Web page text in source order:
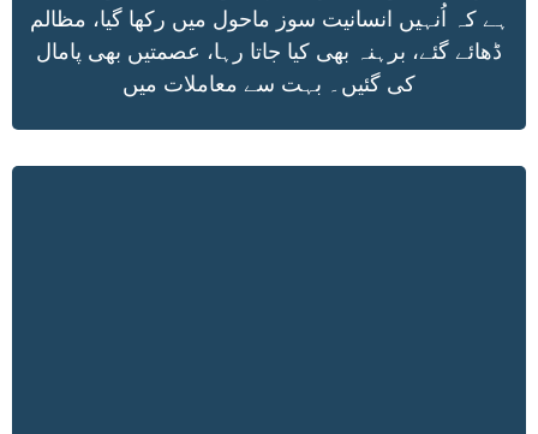
ہے کہ اُنہیں انسانیت سوز ماحول میں رکھا گیا، مظالم
ڈھائے گئے، برہنہ بھی کیا جاتا رہا، عصمتیں بھی پامال
کی گئیں۔ بہت سے معاملات میں